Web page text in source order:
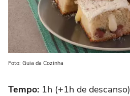
Foto: Guia da Cozinha
Tempo: 1h (+1h de descanso)